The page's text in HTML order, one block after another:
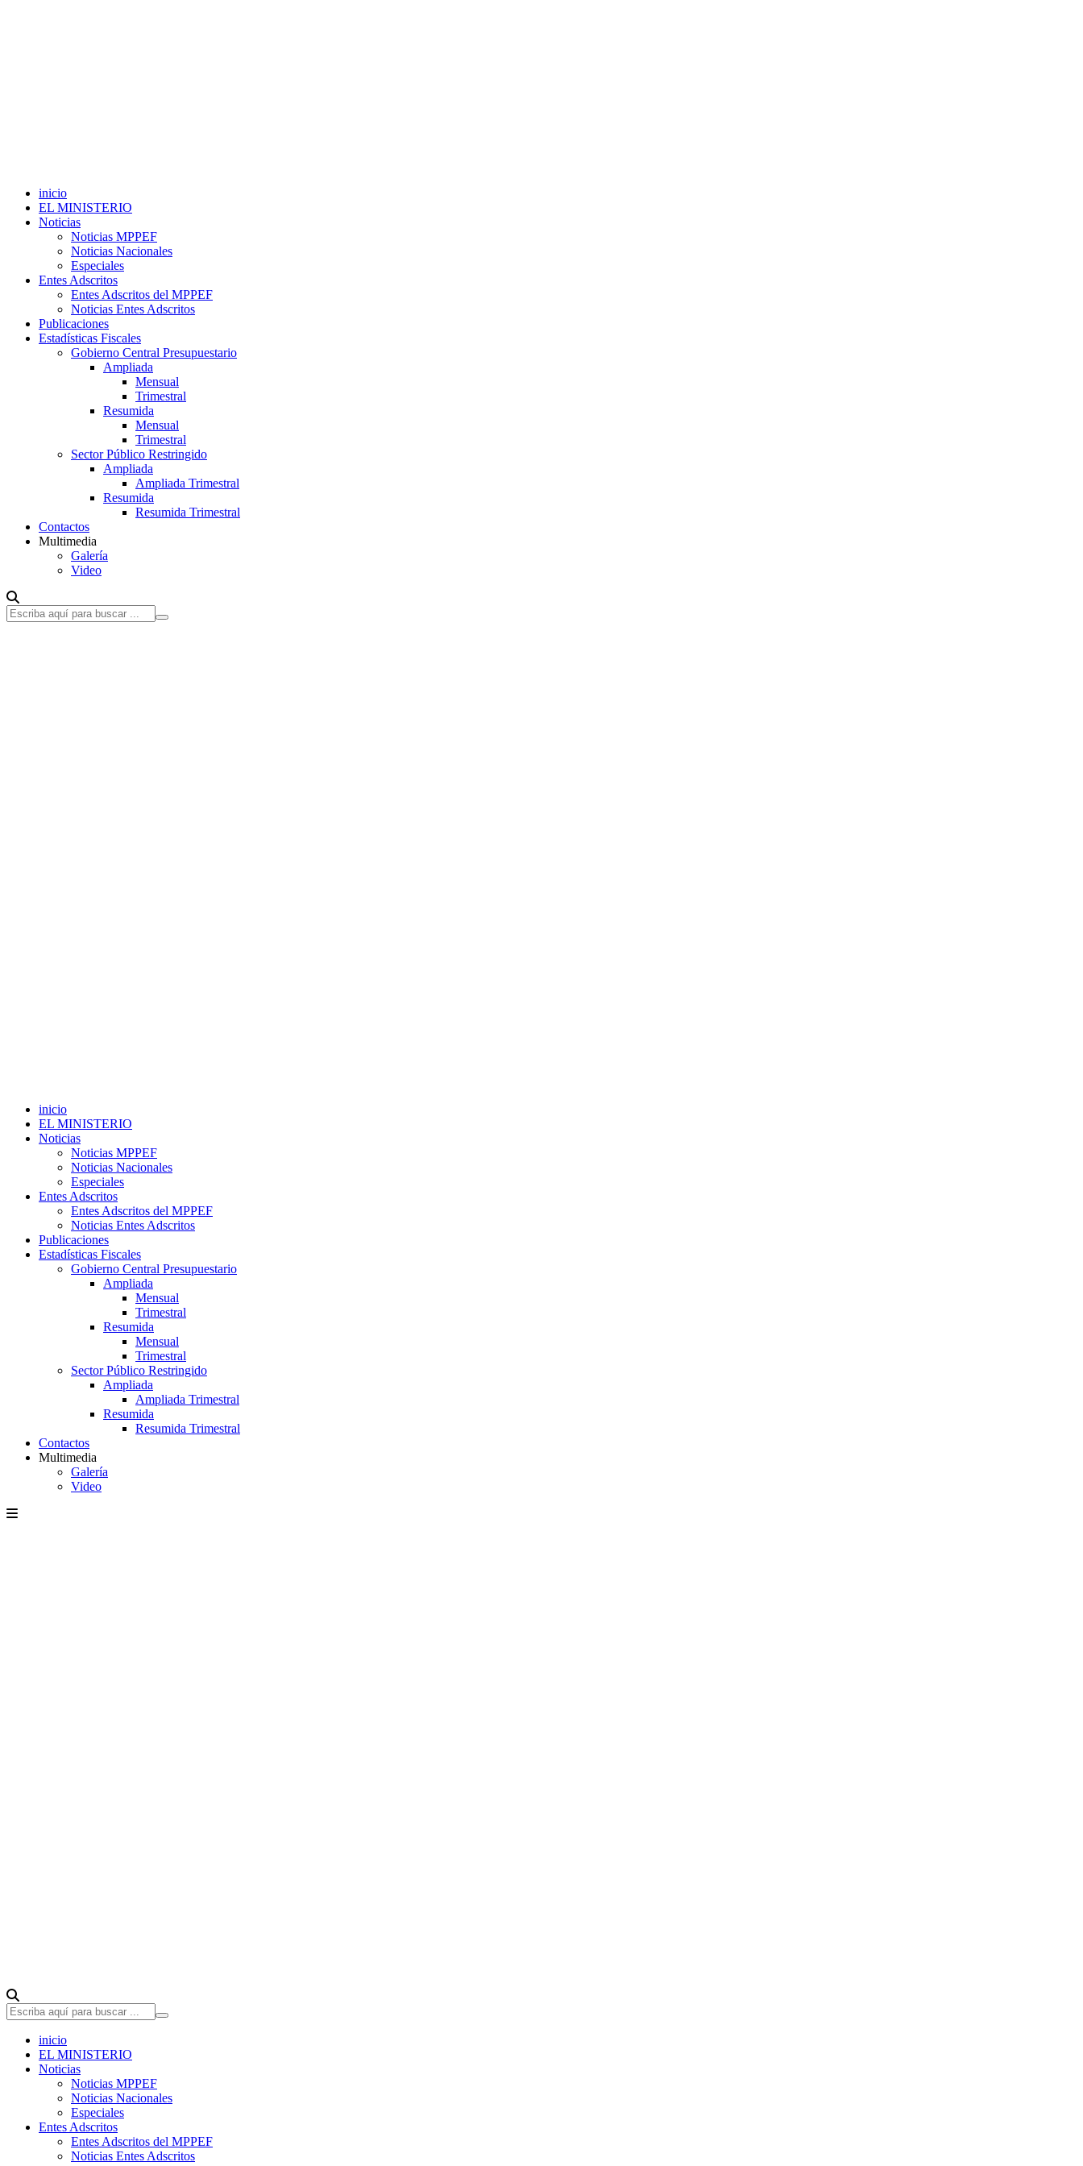
inicio
EL MINISTERIO
Noticias
Noticias MPPEF
Noticias Nacionales
Especiales
Entes Adscritos
Entes Adscritos del MPPEF
Noticias Entes Adscritos
Publicaciones
Estadísticas Fiscales
Gobierno Central Presupuestario
Ampliada
Mensual
Trimestral
Resumida
Mensual
Trimestral
Sector Público Restringido
Ampliada
Ampliada Trimestral
Resumida
Resumida Trimestral
Contactos
Multimedia
Galería
Video
inicio
EL MINISTERIO
Noticias
Noticias MPPEF
Noticias Nacionales
Especiales
Entes Adscritos
Entes Adscritos del MPPEF
Noticias Entes Adscritos
Publicaciones
Estadísticas Fiscales
Gobierno Central Presupuestario
Ampliada
Mensual
Trimestral
Resumida
Mensual
Trimestral
Sector Público Restringido
Ampliada
Ampliada Trimestral
Resumida
Resumida Trimestral
Contactos
Multimedia
Galería
Video
inicio
EL MINISTERIO
Noticias
Noticias MPPEF
Noticias Nacionales
Especiales
Entes Adscritos
Entes Adscritos del MPPEF
Noticias Entes Adscritos